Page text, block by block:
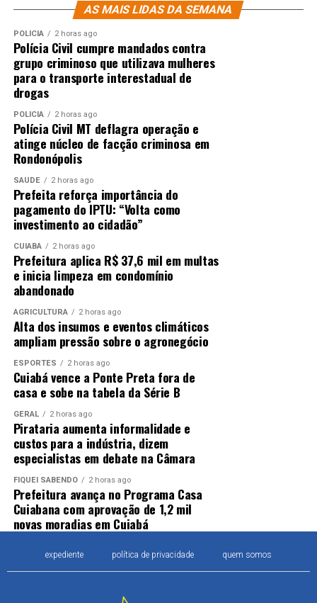
AS MAIS LIDAS DA SEMANA
POLÍCIA 2 horas ago
Polícia Civil cumpre mandados contra
grupo criminoso que utilizava mulheres
para o transporte interestadual de
drogas
POLÍCIA 2 horas ago
Polícia Civil MT deflagra operação e
atinge núcleo de facção criminosa em
Rondonópolis
SAÚDE 2 horas ago
Prefeita reforça importância do
pagamento do IPTU: “Volta como
investimento ao cidadão”
CUIABÁ 2 horas ago
Prefeitura aplica R$ 37,6 mil em multas
e inicia limpeza em condomínio
abandonado
AGRICULTURA 2 horas ago
Alta dos insumos e eventos climáticos
ampliam pressão sobre o agronegócio
ESPORTES 2 horas ago
Cuiabá vence a Ponte Preta fora de
casa e sobe na tabela da Série B
GERAL 2 horas ago
Pirataria aumenta informalidade e
custos para a indústria, dizem
especialistas em debate na Câmara
FIQUEI SABENDO 2 horas ago
Prefeitura avança no Programa Casa
Cuiabana com aprovação de 1,2 mil
novas moradias em Cuiabá
expediente política de privacidade quem somos